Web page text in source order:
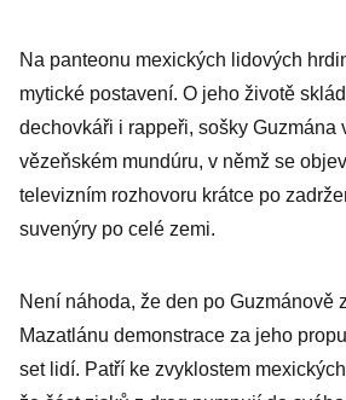
Na panteonu mexických lidových
mytické postavení. O jeho životě
dechovkáři i rappeři, sošky Guzmána
vězeňském mundúru, v němž se
televizním rozhovoru krátce po
suvenýry po celé zemi.
Není náhoda, že den po Guzmánově
Mazatlánu demonstrace za jeho
set lidí. Patří ke zvyklostem